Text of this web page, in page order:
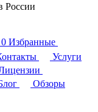
России
0 Избранные
Услуги
Обзоры